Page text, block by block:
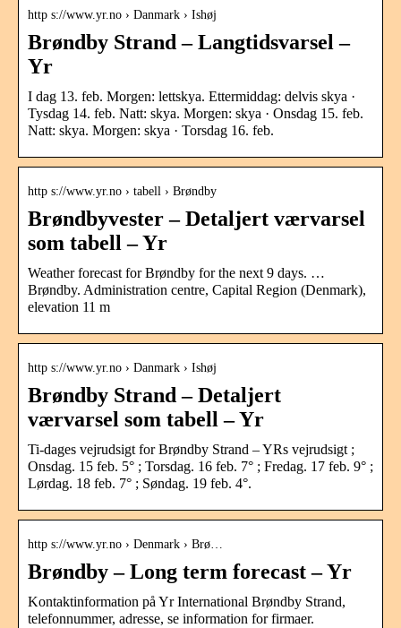
http s://www.yr.no › Danmark › Ishøj
Brøndby Strand – Langtidsvarsel –
Yr
I dag 13. feb. Morgen: lettskya. Ettermiddag: delvis skya ·
Tysdag 14. feb. Natt: skya. Morgen: skya · Onsdag 15. feb.
Natt: skya. Morgen: skya · Torsdag 16. feb.
http s://www.yr.no › tabell › Brøndby
Brøndbyvester – Detaljert værvarsel
som tabell – Yr
Weather forecast for Brøndby for the next 9 days. …
Brøndby. Administration centre, Capital Region (Denmark),
elevation 11 m
http s://www.yr.no › Danmark › Ishøj
Brøndby Strand – Detaljert
værvarsel som tabell – Yr
Ti-dages vejrudsigt for Brøndby Strand – YRs vejrudsigt ;
Onsdag. 15 feb. 5° ; Torsdag. 16 feb. 7° ; Fredag. 17 feb. 9° ;
Lørdag. 18 feb. 7° ; Søndag. 19 feb. 4°.
http s://www.yr.no › Denmark › Brø…
Brøndby – Long term forecast – Yr
Kontaktinformation på Yr International Brøndby Strand,
telefonnummer, adresse, se information for firmaer.